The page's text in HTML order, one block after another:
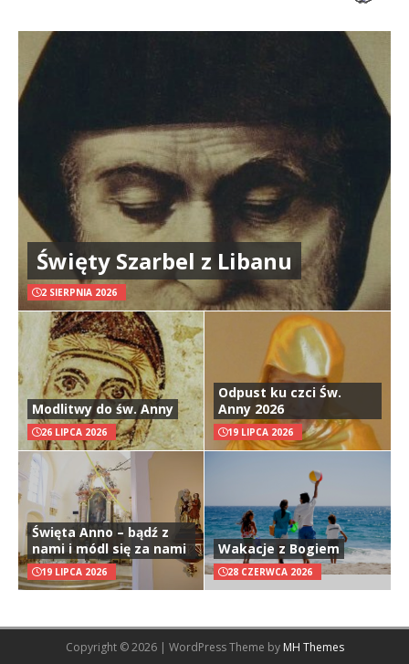
Święty Szarbel z Libanu
2 SIERPNIA 2026
Modlitwy do św. Anny
26 LIPCA 2026
Odpust ku czci Św.
Anny 2026
19 LIPCA 2026
Święta Anno – bądź z
nami i módl się za nami
19 LIPCA 2026
Wakacje z Bogiem
28 CZERWCA 2026
Copyright © 2026 | WordPress Theme by MH Themes